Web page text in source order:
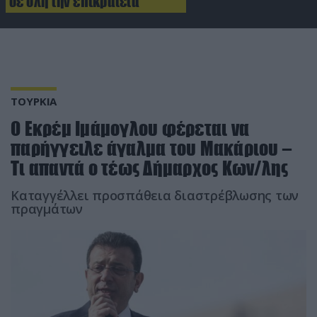
ΤΟΥΡΚΙΑ
Ο Εκρέμ Ιμάμογλου φέρεται να
παρήγγειλε άγαλμα του Μακάριου –
Τι απαντά ο τέως Δήμαρχος Κων/λης
Καταγγέλλει προσπάθεια διαστρέβλωσης των
πραγμάτων